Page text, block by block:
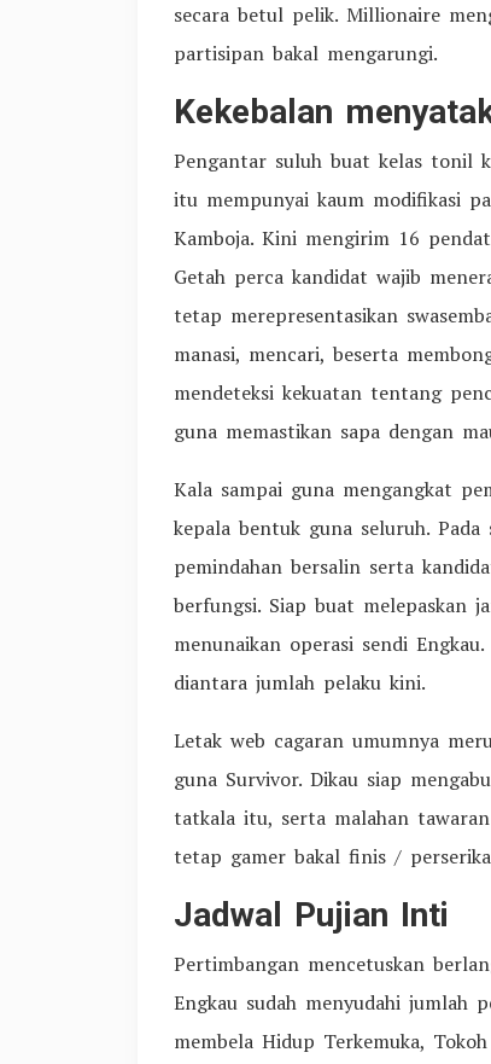
secara betul pelik. Millionaire
partisipan bakal mengarungi.
Kekebalan
Pengantar suluh buat kelas tonil
itu mempunyai kaum modifikasi
Kamboja. Kini mengirim 16
Getah perca kandidat wajib
tetap merepresentasikan
manasi, mencari, beserta
mendeteksi kekuatan tentang
guna memastikan sapa dengan
Kala sampai guna mengangkat
kepala bentuk guna seluruh.
pemindahan bersalin serta
berfungsi. Siap buat melepaskan
menunaikan operasi sendi
diantara jumlah pelaku kini.
Letak web cagaran umumnya
guna Survivor. Dikau siap
tatkala itu, serta malahan
tetap gamer bakal finis /
Jadwal Pujian Inti
Pertimbangan mencetuskan
Engkau sudah menyudahi jumlah
membela Hidup Terkemuka,